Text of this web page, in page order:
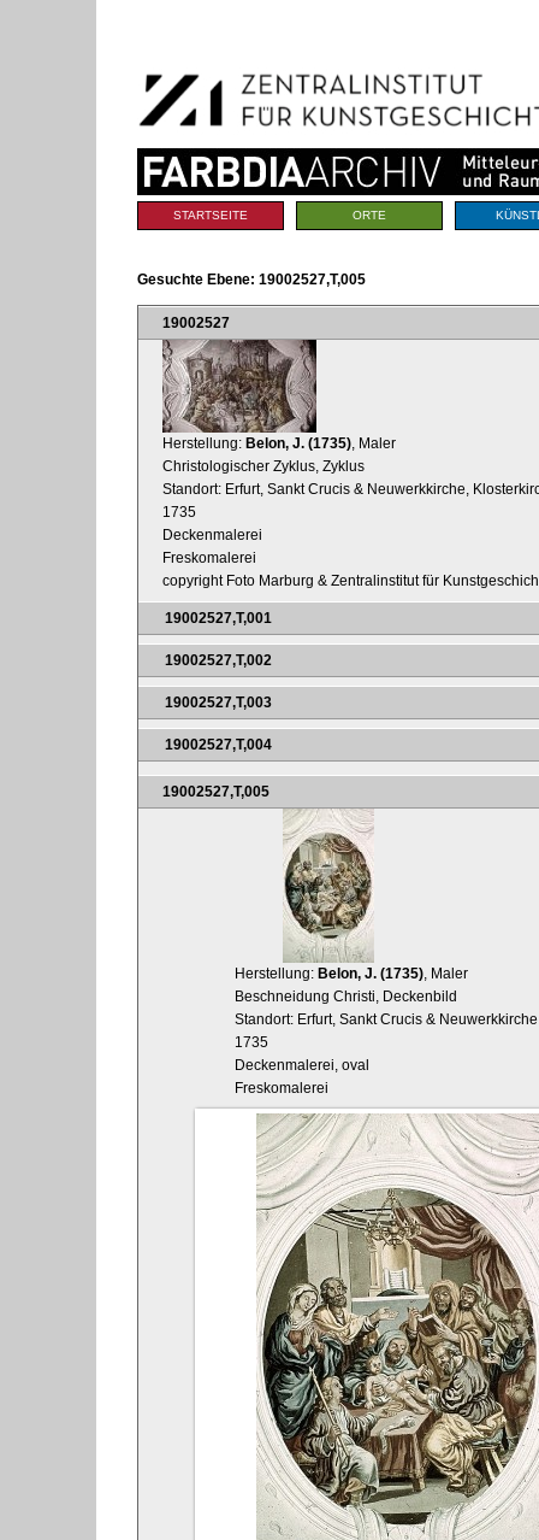
Navigation
Sektionen
STARTSEITE ORTE
Gesuchte Ebene: 19002527,T,005
19002527
Herstellung: Belon, J. (1735) , Maler
Christologischer Zyklus, Zyklus
Standort: Erfurt, Sankt Crucis & Neuwerkkirche,
1735
Deckenmalerei
Freskomalerei
copyright Foto Marburg & Zentralinstitut für
19002527,T,001
19002527,T,002
19002527,T,003
19002527,T,004
19002527,T,005
Herstellung: Belon, J. (1735), Maler
Beschneidung Christi, Deckenbild
Standort: Erfurt, Sankt Crucis &
1735
Deckenmalerei, oval
Freskomalerei